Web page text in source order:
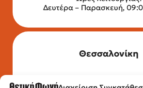
Δευτέρα – Παρασκευή,
Θεσσαλονίκη